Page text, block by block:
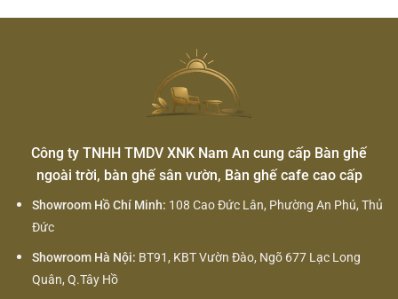
Công ty TNHH TMDV XNK Nam An cung cấp Bàn ghế
ngoài trời, bàn ghế sân vườn, Bàn ghế cafe cao cấp
Showroom Hồ Chí Minh: 108 Cao Đức Lân, Phường An Phú, Thủ
Đức
Showroom Hà Nội: BT91, KBT Vườn Đào, Ngõ 677 Lạc Long
Quân, Q.Tây Hồ